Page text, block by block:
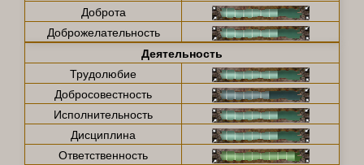
Доброта
Доброжелательность
Деятельность
Трудолюбие
Добросовестность
Исполнительность
Дисциплина
Ответственность